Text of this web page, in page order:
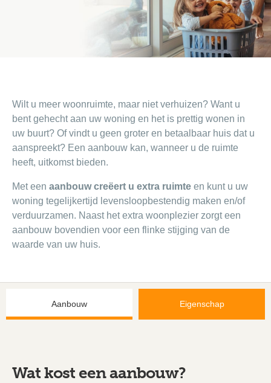
Wilt u meer woonruimte, maar niet verhuizen? Want u
bent gehecht aan uw woning en het is prettig wonen in
uw buurt? Of vindt u geen groter en betaalbaar huis dat u
aanspreekt? Een aanbouw kan, wanneer u de ruimte
heeft, uitkomst bieden.
Met een aanbouw creëert u extra ruimte en kunt u uw
woning tegelijkertijd levensloopbestendig maken en/of
verduurzamen. Naast het extra woonplezier zorgt een
aanbouw bovendien voor een flinke stijging van de
waarde van uw huis.
Aanbouw Eigenschap
Wat kost een aanbouw?